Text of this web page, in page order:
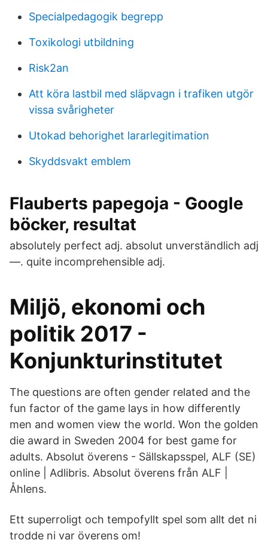
Specialpedagogik begrepp
Toxikologi utbildning
Risk2an
Att köra lastbil med släpvagn i trafiken utgör
vissa svårigheter
Utokad behorighet lararlegitimation
Skyddsvakt emblem
Flauberts papegoja - Google
böcker, resultat
absolutely perfect adj. absolut unverständlich adj
—. quite incomprehensible adj.
Miljö, ekonomi och
politik 2017 -
Konjunkturinstitutet
The questions are often gender related and the
fun factor of the game lays in how differently
men and women view the world. Won the golden
die award in Sweden 2004 for best game for
adults. Absolut överens - Sällskapsspel, ALF (SE)
online | Adlibris. Absolut överens från ALF |
Åhlens.
Ett superroligt och tempofyllt spel som allt det ni
trodde ni var överens om!